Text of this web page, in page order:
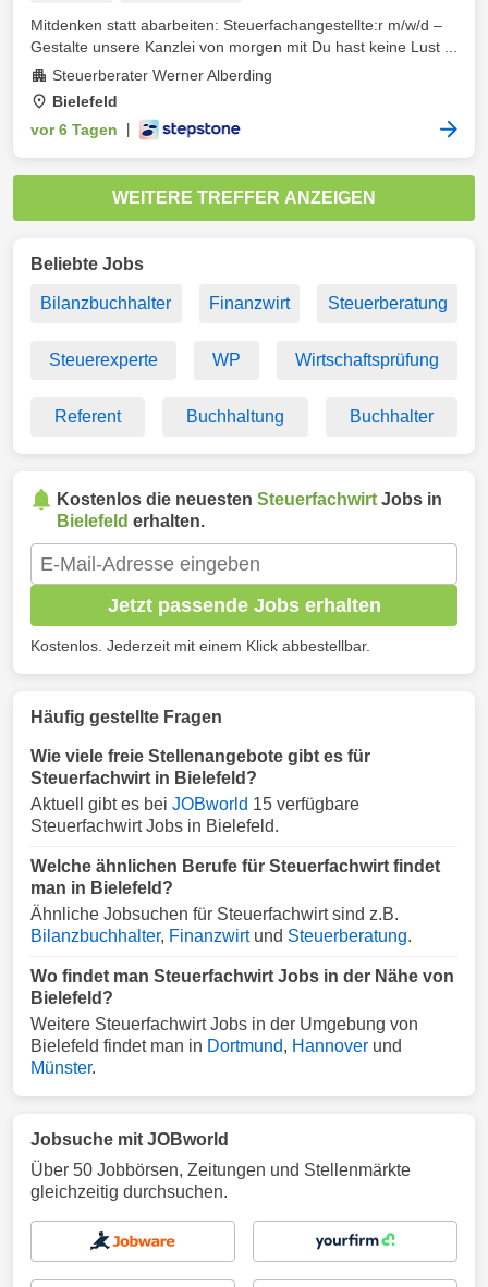
Mitdenken statt abarbeiten: Steuerfachangestellte:r m/w/d –
Gestalte unsere Kanzlei von morgen mit Du hast keine Lust ...
Steuerberater Werner Alberding
Bielefeld
vor 6 Tagen
WEITERE TREFFER ANZEIGEN
Beliebte Jobs
Bilanzbuchhalter Finanzwirt Steuerberatung
Steuerexperte WP Wirtschaftsprüfung
Referent Buchhaltung Buchhalter
Kostenlos die neuesten Steuerfachwirt Jobs in
Bielefeld erhalten.
Jetzt passende Jobs erhalten
Kostenlos. Jederzeit mit einem Klick abbestellbar.
Häufig gestellte Fragen
Wie viele freie Stellenangebote gibt es für
Steuerfachwirt in Bielefeld?
Aktuell gibt es bei JOBworld 15 verfügbare
Steuerfachwirt Jobs in Bielefeld.
Welche ähnlichen Berufe für Steuerfachwirt findet
man in Bielefeld?
Ähnliche Jobsuchen für Steuerfachwirt sind z.B.
Bilanzbuchhalter, Finanzwirtund Steuerberatung.
Wo findet man Steuerfachwirt Jobs in der Nähe von
Bielefeld?
Weitere Steuerfachwirt Jobs in der Umgebung von
Bielefeld findet man in Dortmund, Hannover und
Münster.
Jobsuche mit JOBworld
Über 50 Jobbörsen, Zeitungen und Stellenmärkte
gleichzeitig durchsuchen.